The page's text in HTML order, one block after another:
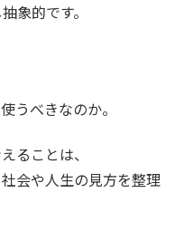
象的です。
うべきなのか。
ることは、
会や人生の見方を整理